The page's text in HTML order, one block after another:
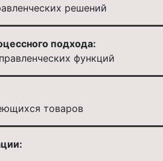
решений
подхода:
функций
товаров